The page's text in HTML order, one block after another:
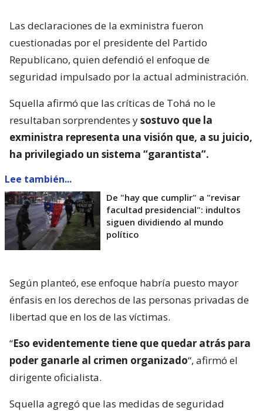
Las declaraciones de la exministra fueron
cuestionadas por el presidente del Partido
Republicano, quien defendió el enfoque de
seguridad impulsado por la actual administración.
Squella afirmó que las críticas de Tohá no le
resultaban sorprendentes ysostuvo que la
exministra representa una visión que, a su juicio,
ha privilegiado un sistema “garantista”.
Lee también...
De "hay que cumplir" a "revisar
facultad presidencial": indultos
siguen dividiendo al mundo
político
Según planteó, ese enfoque habría puesto mayor
énfasis en los derechos de las personas privadas de
libertad que en los de las víctimas.
“Eso evidentemente tiene que quedar atrás para
poder ganarle al crimen organizado“, afirmó el
dirigente oficialista.
Squella agregó que las medidas de seguridad